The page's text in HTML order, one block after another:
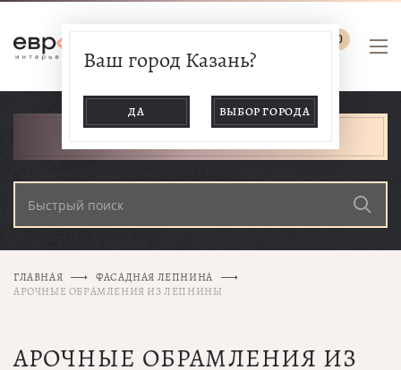
0
Ваш город Казань?
ДА ВЫБОР ГОРОДА
ГЛАВНАЯ
ФАСАДНАЯ ЛЕПНИНА
АРОЧНЫЕ ОБРАМЛЕНИЯ ИЗ ЛЕПНИНЫ
АРОЧНЫЕ ОБРАМЛЕНИЯ ИЗ